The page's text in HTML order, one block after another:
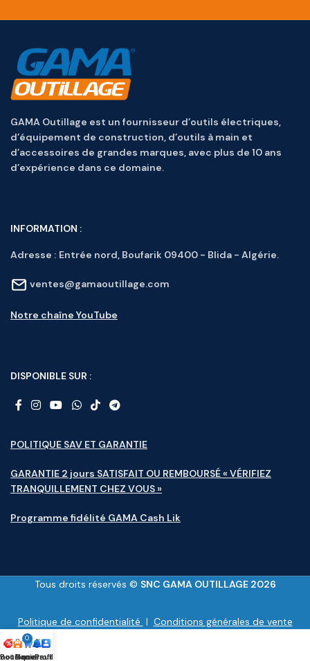
GAMA Outillage est un fournisseur d’outils électriques,
d’équipement de construction, d’outils à main et
d’accessoires de grandes marques, avec plus de 10 ans
d’expérience dans ce domaine.
INFORMATION :
Adresse : Entrée nord, Boufarik 09400 - Blida - Algérie.
ventes@gamaoutillage.com
Notre chaîne YouTube
DISPONIBLE SUR :
POLITIQUE SAV ET GARANTIE
GARANTIE 2 jours SATISFAIT OU REMBOURSÉ « VÉRIFIEZ
TRANQUILLEMENT CHEZ VOUS »
Programme fidélité GAMA Cash Lik
Tous droits réservés © SNC GAMA OUTILLAGE 2026
Politique de confidentialité | Conditions générales de vente
Boutique
0
Panier
Nouveauté
Profile